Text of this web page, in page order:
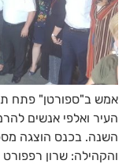
אמש ב"ספורטן" פתח
העיר ואלפי אנשים
השנה. בכנס הוצגה
והקהילה: שרון רפפורט